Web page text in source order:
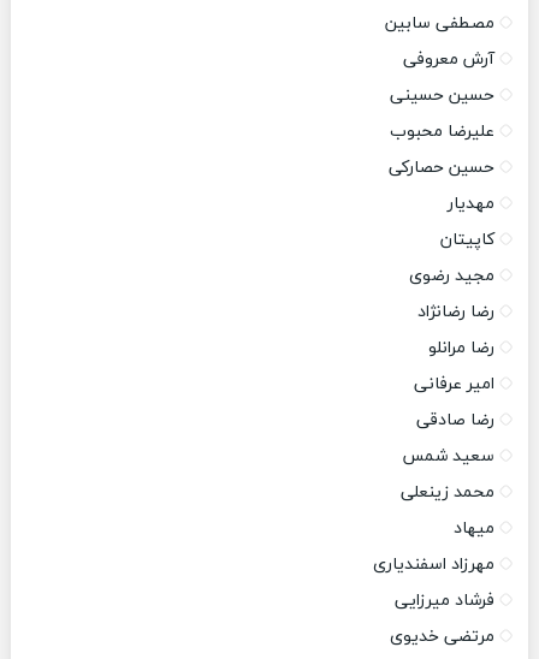
مصطفی سابین
آرش معروفی
حسین حسینی
علیرضا محبوب
حسین حصارکی
مهدیار
کاپیتان
مجید رضوی
رضا رضانژاد
رضا مرانلو
امیر عرفانی
رضا صادقی
سعید شمس
محمد زینعلی
میهاد
مهرزاد اسفندیاری
فرشاد میرزایی
مرتضی خدیوی